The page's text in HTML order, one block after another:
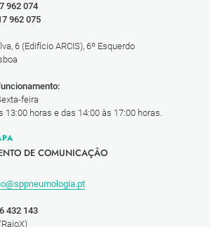
962 074
962 075
6 (Edifício ARCIS), 6º Esquerdo
feira
13:00 horas e das 14:00 às 17:00 horas.
DE COMUNICAÇÃO
432 143